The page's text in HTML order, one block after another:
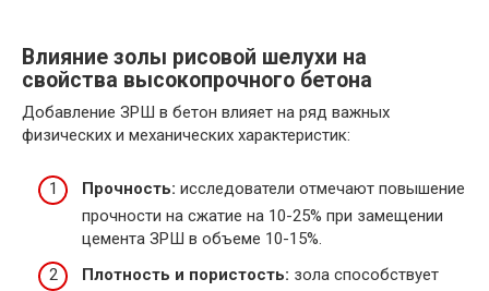
Влияние золы рисовой шелухи на
свойства высокопрочного бетона
Добавление ЗРШ в бетон влияет на ряд важных
физических и механических характеристик:
Прочность: исследователи отмечают повышение
прочности на сжатие на 10-25% при замещении
цемента ЗРШ в объеме 10-15%.
Плотность и пористость: зола способствует